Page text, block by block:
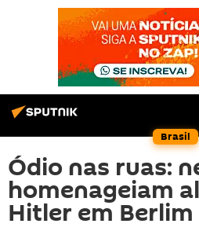
Brasil
Ódio nas ruas:
homenageiam
Hitler em Berlim